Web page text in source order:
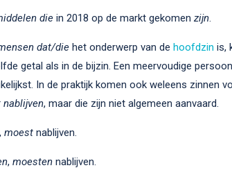
die in 2018 op de markt gekomen zijn.
dat/die het onderwerp van de hoofdzin is,
getal als in de bijzin. Een meervoudige
In de praktijk komen ook weleens zinnen
nablijven, maar die zijn niet algemeen aanvaard.
, moest nablijven.
, moesten nablijven.